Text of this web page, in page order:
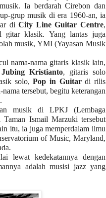
Ia berdarah Cirebon dan
grup musik di era 1960-an, ia
diCity Line Guitar Centre,
klasik. Yang lantas juga
musik, YMI (Yayasan Musik
nama-nama gitaris klasik lain,
Jubing Kristianto, gitaris solo
solo,Pop in Guitardi rilis
tersebut, begitu keterangan
musik di LPKJ (Lembaga
Ismail Marzuki tersebut
itu, ia juga memperdalam ilmu
of Music, Maryland,
lewat kedekatannya dengan
adalah musisi jazz yang